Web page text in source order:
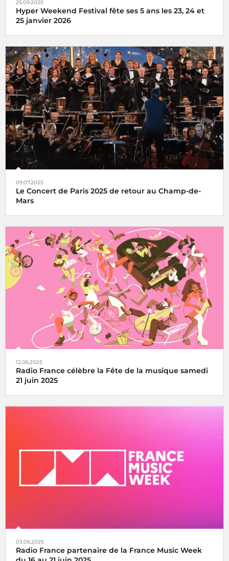
25.09.2025
Hyper Weekend Festival fête ses 5 ans les 23, 24 et
25 janvier 2026
l'Hyper Weekend Festival vous donne rendez-vous à la
Maison de la Radio et de la Musique les 23, 24 et 25 janvier
2026
09.07.2025
Le Concert de Paris 2025 de retour au Champ-de-
Mars
Le Concert de Paris du 14 juillet revient au pied de la Tour
Eiffel toujours en direct sur France Inter, France 2 et dans
le monde entier
12.06.2025
Radio France célèbre la Fête de la musique samedi
21 juin 2025
03.06.2025
Radio France partenaire de la France Music Week